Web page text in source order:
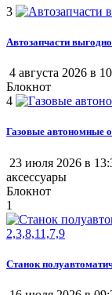
3
Автозапчасти
4 августа 2026 в
Блокнот
4
Газовые автономные
23 июля 2026 в
аксессуары
Блокнот
1
Станок